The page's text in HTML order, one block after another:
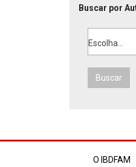
Buscar por
Escolha...
Buscar
O IBDFAM